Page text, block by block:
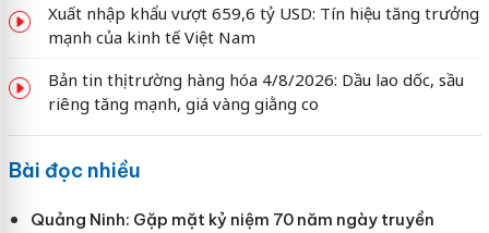
Xuất nhập khẩu vượt 659,6 tỷ USD: Tín hiệu tăng trưởng
mạnh của kinh tế Việt Nam
Bản tin thị trường hàng hóa 4/8/2026: Dầu lao dốc, sầu
riêng tăng mạnh, giá vàng giằng co
Bài đọc nhiều
Quảng Ninh: Gặp mặt kỷ niệm 70 năm ngày truyền